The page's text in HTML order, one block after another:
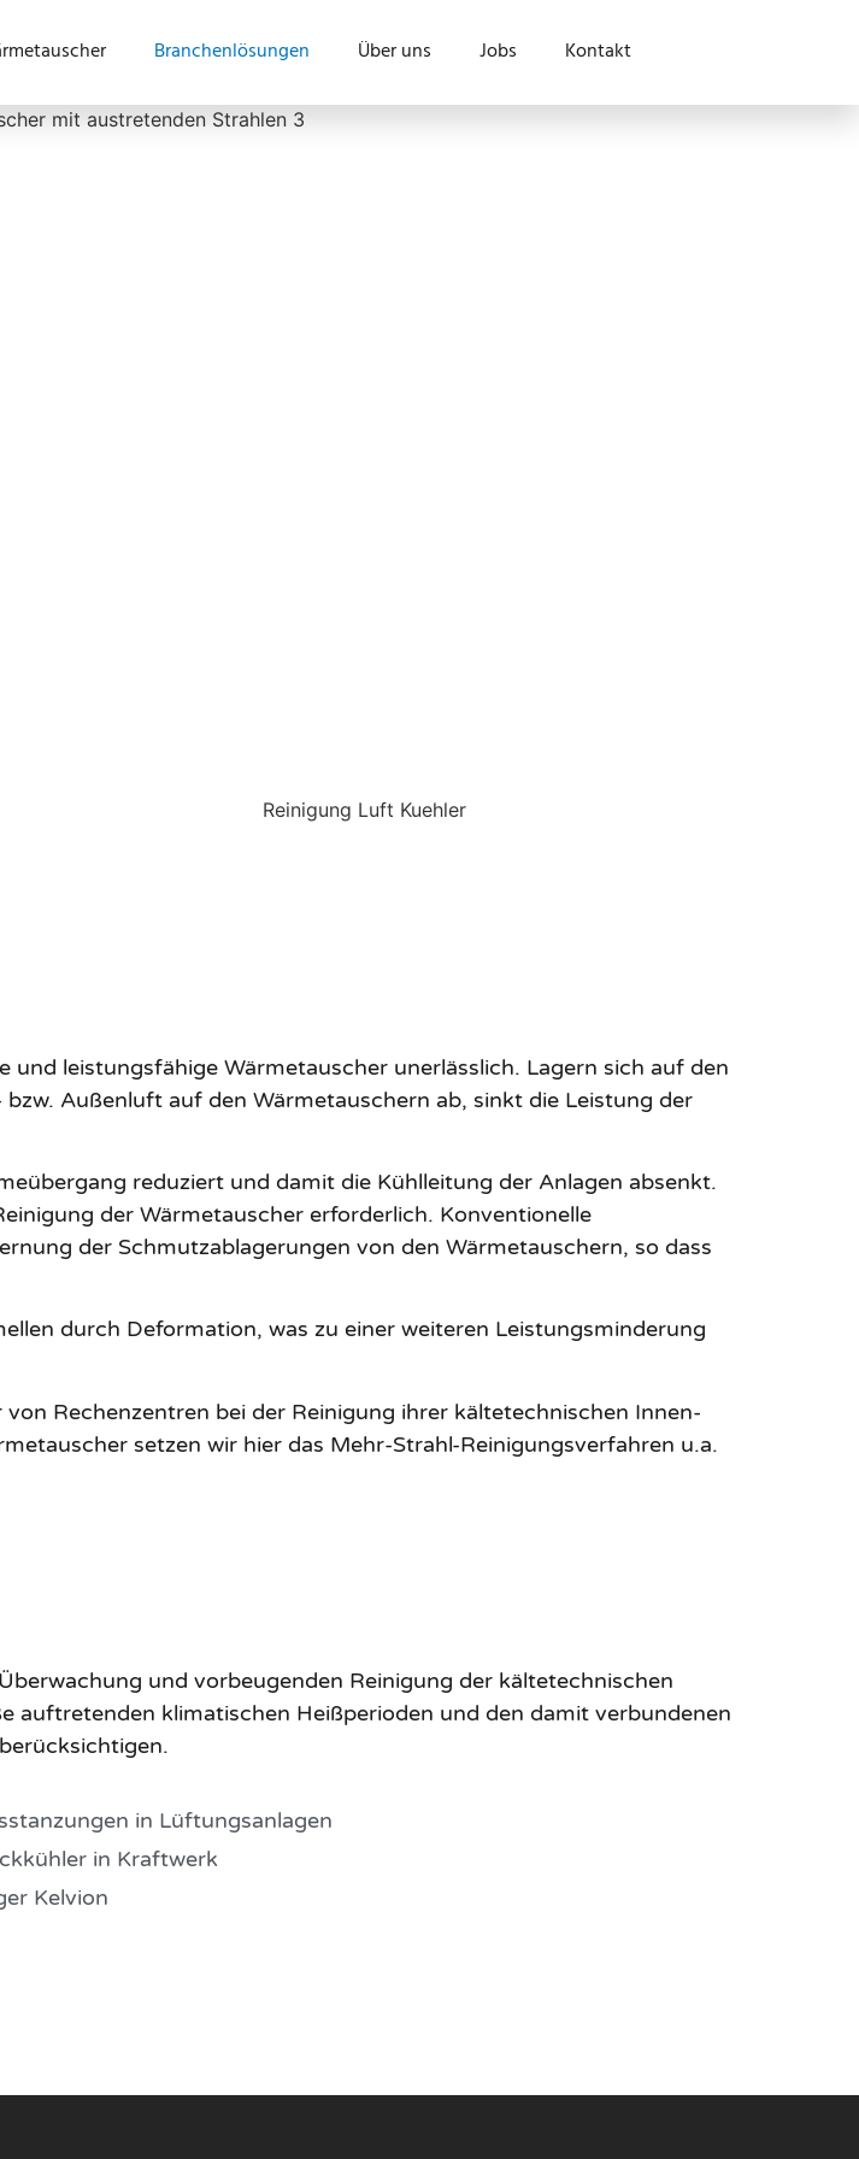
Branchenlösungen Über uns Jobs Kontakt
leistungsfähige Wärmetauscher unerlässlich. Lagern sich auf den
Außenluft auf den Wärmetauschern ab, sinkt die Leistung der
reduziert und damit die Kühlleitung der Anlagen absenkt.
der Wärmetauscher erforderlich. Konventionelle
der Schmutzablagerungen von den Wärmetauschern, so dass
durch Deformation, was zu einer weiteren Leistungsminderung
Rechenzentren bei der Reinigung ihrer kältetechnischen Innen-
setzen wir hier das Mehr-Strahl-Reinigungsverfahren u.a.
und vorbeugenden Reinigung der kältetechnischen
auftretenden klimatischen Heißperioden und den damit verbundenen
in Lüftungsanlagen
in Kraftwerk
Kelvion